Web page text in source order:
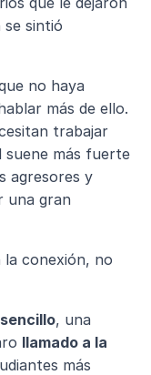
se sintió
no haya
más de ello.
trabajar
suene más fuerte
agresores y
una gran
conexión, no
llamado a la
más